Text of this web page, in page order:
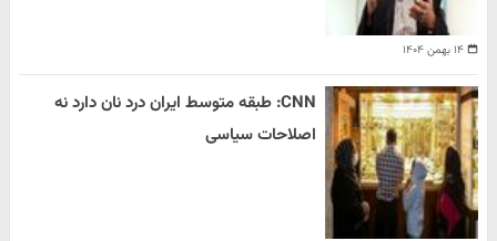
۱۴ بهمن ۱۴۰۴
CNN: طبقه متوسط ایران درد نان دارد نه
اصلاحات سیاسی